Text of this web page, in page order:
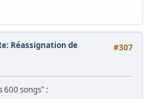
#307
Réassignation de
songs" :